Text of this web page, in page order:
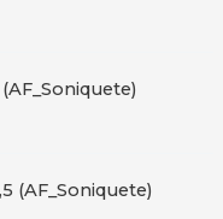
(AF_Soniquete)